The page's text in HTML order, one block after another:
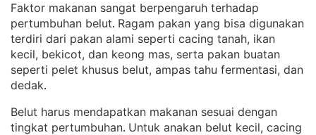
Faktor makanan sangat berpengaruh terhadap
pertumbuhan belut. Ragam pakan yang bisa digunakan
terdiri dari pakan alami seperti cacing tanah, ikan
kecil, bekicot, dan keong mas, serta pakan buatan
seperti pelet khusus belut, ampas tahu fermentasi, dan
dedak.
Belut harus mendapatkan makanan sesuai dengan
tingkat pertumbuhan. Untuk anakan belut kecil, cacing